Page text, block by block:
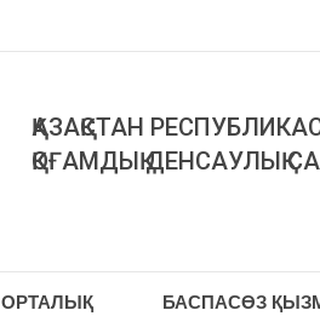
ҚАЗАҚСТАН
ҚОҒАМДЫҚ ДЕНСАУЛЫҚ
ОРТАЛЫҚ БАСПАСӨЗ